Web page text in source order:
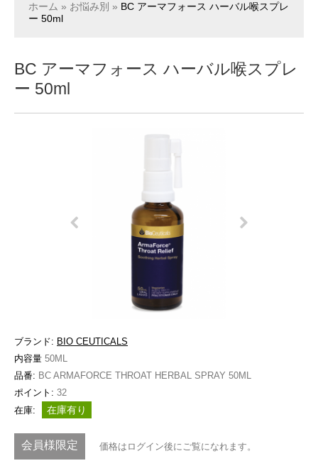
ホーム » お悩み別 » BC アーマフォース ハーバル喉スプレ
ー 50ml
BC アーマフォース ハーバル喉スプレ
ー 50ml
ブランド: BIO CEUTICALS
内容量 50ML
品番: BC ARMAFORCE THROAT HERBAL SPRAY 50ML
ポイント: 32
在庫:
在庫有り
会員様限定 価格はログイン後にご覧になれます。